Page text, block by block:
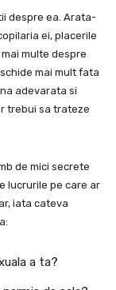
despre ea. Arata-
ei, placerile
multe despre
mai mult fata
adevarata si
trebui sa trateze
de mici secrete
lucrurile pe care ar
iata cateva
a ta?